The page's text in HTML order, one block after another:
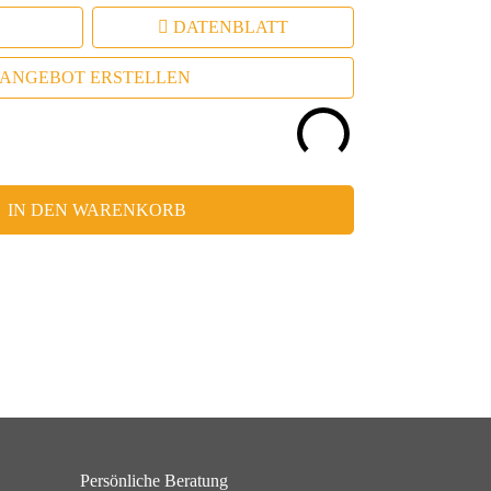
DATENBLATT
ANGEBOT ERSTELLEN
IN DEN WARENKORB
Persönliche Beratung